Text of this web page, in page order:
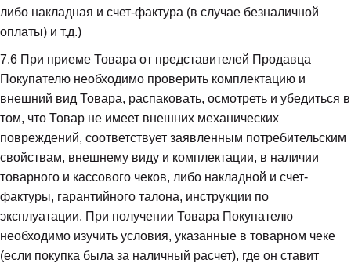
либо накладная и счет-фактура (в случае безналичной
оплаты) и т.д.)
7.6 При приеме Товара от представителей Продавца
Покупателю необходимо проверить комплектацию и
внешний вид Товара, распаковать, осмотреть и убедиться в
том, что Товар не имеет внешних механических
повреждений, соответствует заявленным потребительским
свойствам, внешнему виду и комплектации, в наличии
товарного и кассового чеков, либо накладной и счет-
фактуры, гарантийного талона, инструкции по
эксплуатации. При получении Товара Покупателю
необходимо изучить условия, указанные в товарном чеке
(если покупка была за наличный расчет), где он ставит